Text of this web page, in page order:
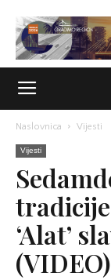
Naslovnica Vijesti
Vijesti
‘Alat’
(VIDEO)